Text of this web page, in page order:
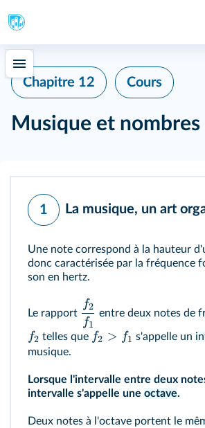
Chapitre 12 Cours
Musique et nombres
1 La musique, un art
Une note correspond à la hauteur
donc caractérisée par la fréquence
son en hertz.
Le rapport
f1
f2
entre deux notes de
f2 telles que f2 > f1 s'appelle un
musique.
Lorsque l'intervalle entre deux
intervalle s'appelle une octave.
Deux notes à l'octave portent le